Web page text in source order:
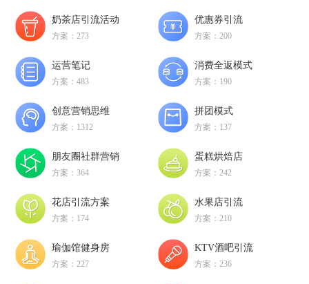
奶茶店引流活动
方案：273
优惠券引流
方案：200
运营笔记
方案：483
消费全返模式
方案：190
创意营销思维
方案：1312
拼团模式
方案：137
朋友圈社群营销
方案：364
蛋糕烘焙店
方案：242
花店引流方案
方案：174
水果店引流
方案：210
瑜伽馆健身房
方案：227
KTV酒吧引流
方案：236